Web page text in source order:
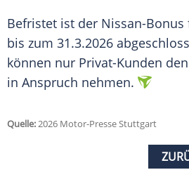
Befristet ist der Nissan-
bis zum 31.3.2026
können nur Privat-Kunden
in Anspruch nehmen.
Quelle:2026 Motor-Presse Stuttgart